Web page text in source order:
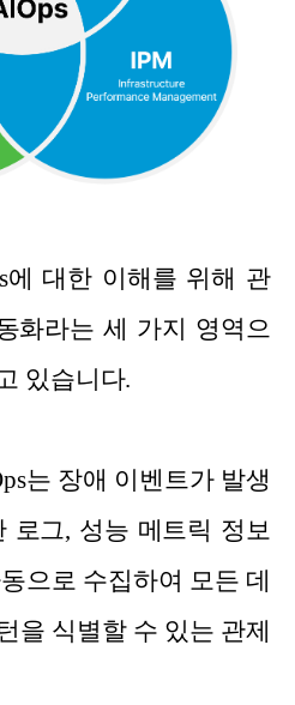
에 대한 이해를 위해 관
화라는 세 가지 영역으
있습니다.
는 장애 이벤트가 발생
로그, 성능 메트릭 정보
으로 수집하여 모든 데
을 식별할 수 있는 관제